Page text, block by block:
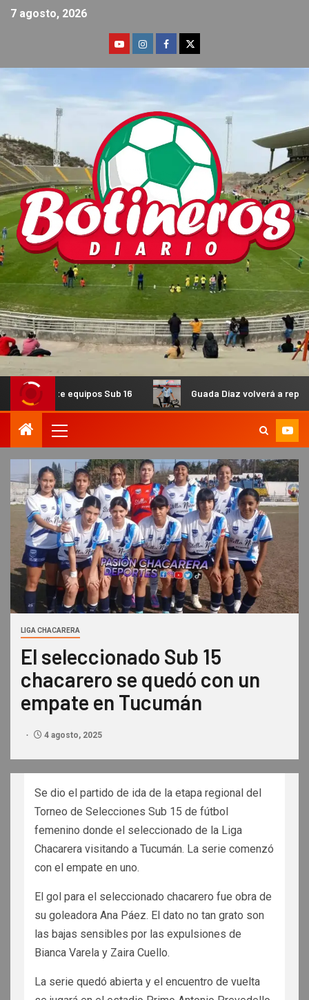
7 agosto, 2026
Sub 16 Guada Díaz volverá a representar al país
LIGA CHACARERA
El seleccionado Sub 15
chacarero se quedó con un
empate en Tucumán
4 agosto, 2025
Se dio el partido de ida de la etapa regional del
Torneo de Selecciones Sub 15 de fútbol
femenino donde el seleccionado de la Liga
Chacarera visitando a Tucumán. La serie comenzó
con el empate en uno.
El gol para el seleccionado chacarero fue obra de
su goleadora Ana Páez. El dato no tan grato son
las bajas sensibles por las expulsiones de
Bianca Varela y Zaira Cuello.
La serie quedó abierta y el encuentro de vuelta